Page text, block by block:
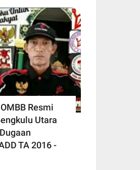
Resmi
Utara
TA 2016 -